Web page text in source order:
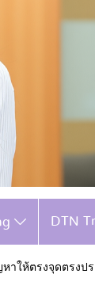
DTN
าให้ตรงจุดตรงป